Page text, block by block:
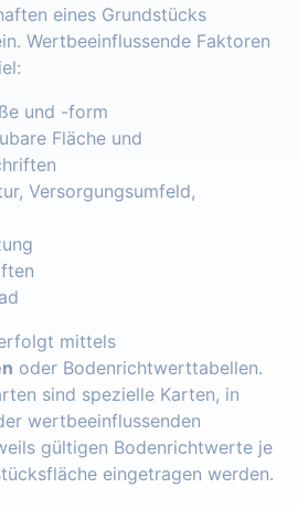
eines Grundstücks
Wertbeeinflussende Faktoren
und -form
Fläche und
Versorgungsumfeld,
mittels
oder Bodenrichtwerttabellen.
sind spezielle Karten, in
wertbeeinflussenden
gültigen Bodenrichtwerte je
eingetragen werden.